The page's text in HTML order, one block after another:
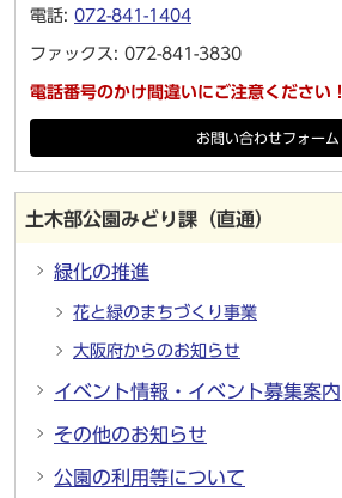
電話: 072-841-1404
ファックス: 072-841-3830
電話番号のかけ間違いにご注意ください！
お問い合わせフォーム
土木部公園みどり課（直通）
緑化の推進
花と緑のまちづくり事業
大阪府からのお知らせ
イベント情報・イベント募集案内
その他のお知らせ
公園の利用等について